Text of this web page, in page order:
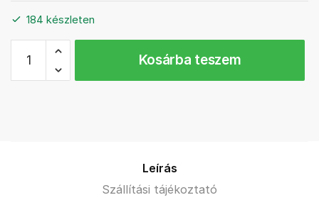
184 készleten
fenyő
méhviasz
Kosárba teszem
Leírás
Szállítási tájékoztató